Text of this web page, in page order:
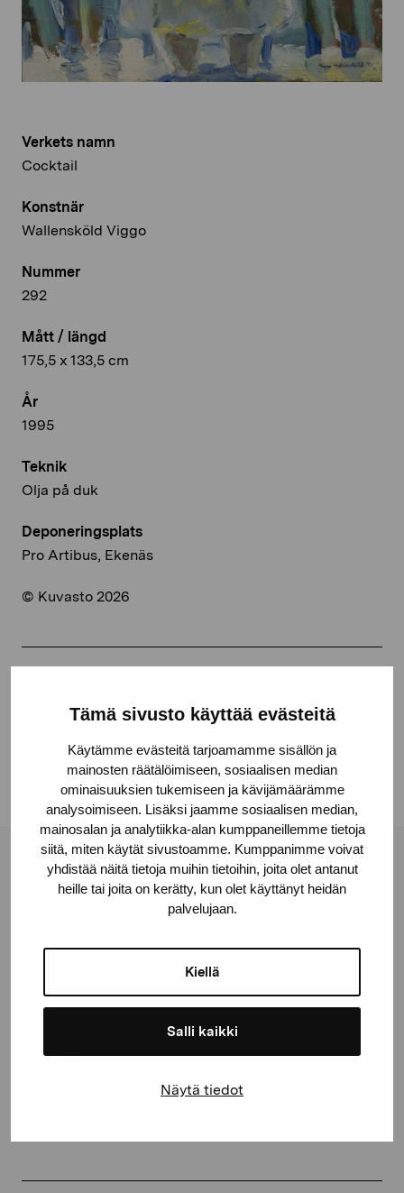
Tämä sivusto käyttää evästeitä
Käytämme evästeitä tarjoamamme sisällön ja
mainosten räätälöimiseen, sosiaalisen median
ominaisuuksien tukemiseen ja kävijämäärämme
analysoimiseen. Lisäksi jaamme sosiaalisen median,
mainosalan ja analytiikka-alan kumppaneillemme tietoja
siitä, miten käytät sivustoamme. Kumppanimme voivat
yhdistää näitä tietoja muihin tietoihin, joita olet antanut
heille tai joita on kerätty, kun olet käyttänyt heidän
palvelujaan.
Kiellä
Salli kaikki
Näytä tiedot
Verkets namn
Cocktail
Konstnär
Wallensköld Viggo
Nummer
292
Mått / längd
175,5 x 133,5 cm
År
1995
Teknik
Olja på duk
Deponeringsplats
Pro Artibus, Ekenäs
© Kuvasto 2026
Facebook
Linkedin
Stiftelsen Pro Artibus
10600 Ekenäs
+358 (0)50 371 6339